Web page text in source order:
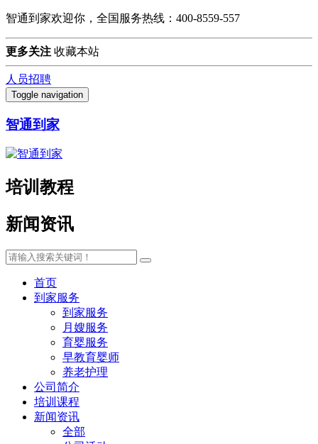
智通到家欢迎你，全国服务热线：400-8559-557
更多关注 收藏本站
人员招聘
Toggle navigation
智通到家
培训教程
新闻资讯
首页
到家服务
到家服务
月嫂服务
育婴服务
早教育婴师
养老护理
公司简介
培训课程
新闻资讯
全部